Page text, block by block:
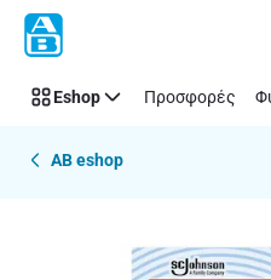
Παράλειψη
Eshop Προσφορές
AB eshop